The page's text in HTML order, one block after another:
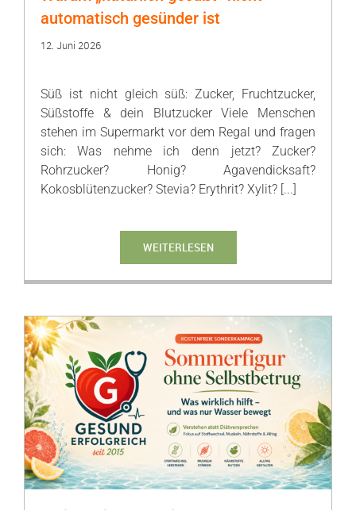
automatisch gesünder ist
12. Juni 2026
Süß ist nicht gleich süß: Zucker, Fruchtzucker,
Süßstoffe & dein Blutzucker Viele Menschen
stehen im Supermarkt vor dem Regal und fragen
sich: Was nehme ich denn jetzt? Zucker?
Rohrzucker? Honig? Agavendicksaft?
Kokosblütenzucker? Stevia? Erythrit? Xylit? [...]
WEITERLESEN